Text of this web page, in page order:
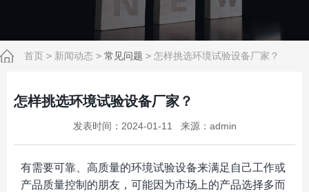
首页 > 新闻动态 > 常见问题 > 怎样挑选环境试验设备厂家？
怎样挑选环境试验设备厂家？
发表时间：2024-01-11 来源：admin
有需要可靠、高质量的环境试验设备来满足自己工作或
产品质量控制的朋友，可能因为市场上的产品选择多而